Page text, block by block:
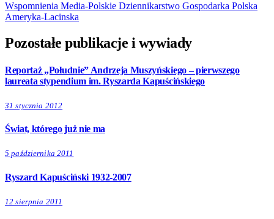
Wspomnienia Media-Polskie Dziennikarstwo Gospodarka Polska
Ameryka-Lacinska
Pozostałe publikacje i wywiady
Reportaż „Południe” Andrzeja Muszyńskiego – pierwszego
laureata stypendium im. Ryszarda Kapuścińskiego
31 stycznia 2012
Świat, którego już nie ma
5 października 2011
Ryszard Kapuściński 1932-2007
12 sierpnia 2011